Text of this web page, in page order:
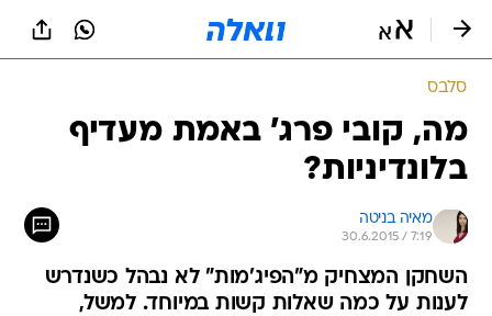
סלבס
מה, קובי פרג' באמת מעדיף
בלונדיניות?
מאיה בניטה
30.6.2015 / 7:19
השחקן המצחיק מ"הפיג'מות" לא נבהל כשנדרש
לענות על כמה שאלות קשות במיוחד. למשל,